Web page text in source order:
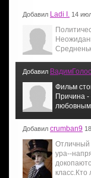
Добавил Ladi I. 14
Добавил ВадимГолос
Фильм
Причина
Добавил crumban9
Отличный
ура--